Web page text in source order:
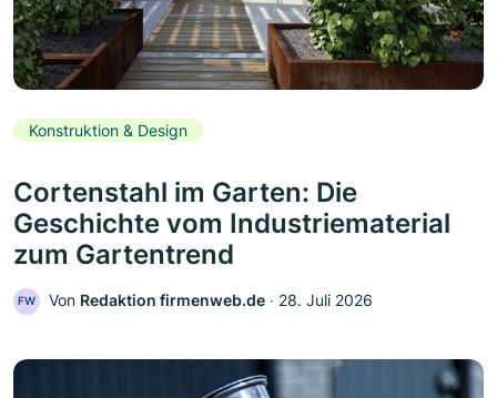
Konstruktion & Design
Cortenstahl im Garten: Die
Geschichte vom Industriematerial
zum Gartentrend
FW Von Redaktion firmenweb.de ‧ 28. Juli 2026